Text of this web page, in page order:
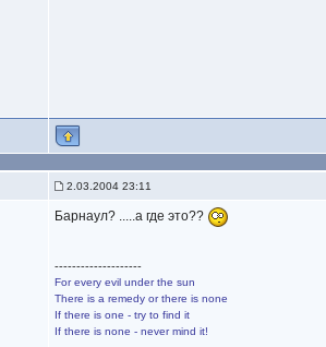
2.03.2004 23:11
Барнаул? .....а где это??
--------------------
For every evil under the sun
There is a remedy or there is none
If there is one - try to find it
If there is none - never mind it!